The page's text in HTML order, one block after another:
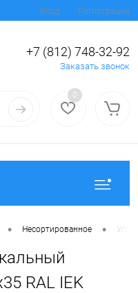
Вход Регистрация
+7 (812) 748-32-92
Заказать звонок
0
• Несортированное • Угол
RAL IEK